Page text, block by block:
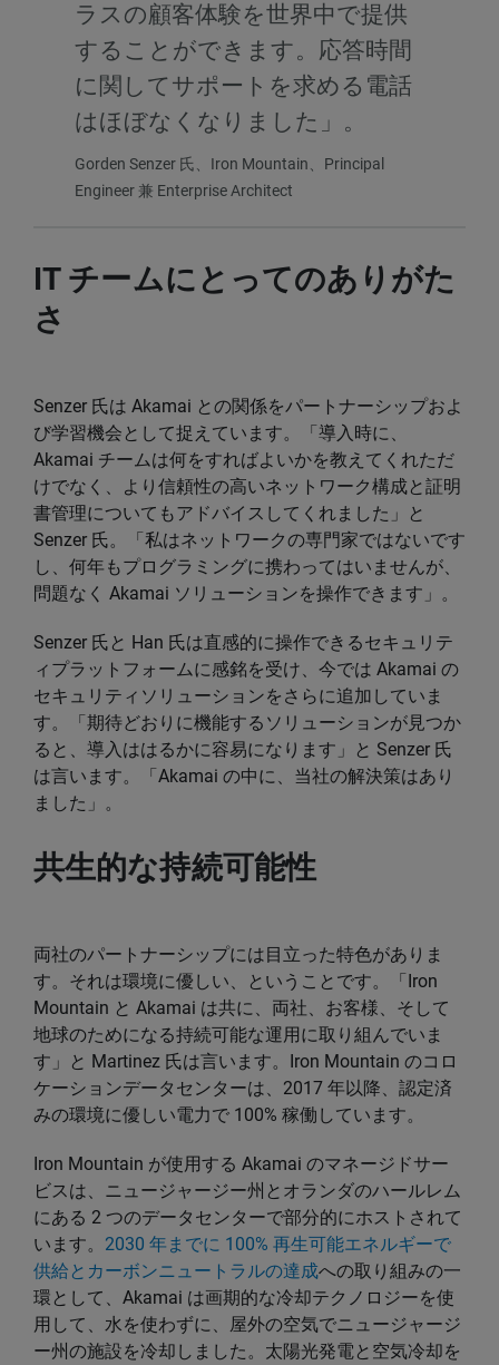
ラスの顧客体験を世界中で提供
することができます。応答時間
に関してサポートを求める電話
はほぼなくなりました」。
Gorden Senzer 氏、Iron Mountain、Principal
Engineer 兼 Enterprise Architect
IT チームにとってのありがた
さ
Senzer 氏は Akamai との関係をパートナーシップおよ
び学習機会として捉えています。「導入時に、
Akamai チームは何をすればよいかを教えてくれただ
けでなく、より信頼性の高いネットワーク構成と証明
書管理についてもアドバイスしてくれました」と
Senzer 氏。「私はネットワークの専門家ではないです
し、何年もプログラミングに携わってはいませんが、
問題なく Akamai ソリューションを操作できます」。
Senzer 氏と Han 氏は直感的に操作できるセキュリテ
ィプラットフォームに感銘を受け、今では Akamai の
セキュリティソリューションをさらに追加していま
す。「期待どおりに機能するソリューションが見つか
ると、導入ははるかに容易になります」と Senzer 氏
は言います。「Akamai の中に、当社の解決策はあり
ました」。
共生的な持続可能性
両社のパートナーシップには目立った特色がありま
す。それは環境に優しい、ということです。「Iron
Mountain と Akamai は共に、両社、お客様、そして
地球のためになる持続可能な運用に取り組んでいま
す」と Martinez 氏は言います。Iron Mountain のコロ
ケーションデータセンターは、2017 年以降、認定済
みの環境に優しい電力で 100% 稼働しています。
Iron Mountain が使用する Akamai のマネージドサー
ビスは、ニュージャージー州とオランダのハールレム
にある 2 つのデータセンターで部分的にホストされて
います。 2030 年までに 100% 再生可能エネルギーで
供給とカーボンニュートラルの達成への取り組みの一
環として、Akamai は画期的な冷却テクノロジーを使
用して、水を使わずに、屋外の空気でニュージャージ
ー州の施設を冷却しました。太陽光発電と空気冷却を